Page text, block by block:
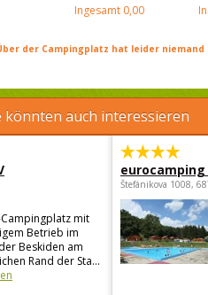
Ingesamt 0,00
der Campingplatz hat leider
könnten auch interessieren
mit
Betrieb im
Beskiden am
Rand der Sta...
Štefánikova 1008,